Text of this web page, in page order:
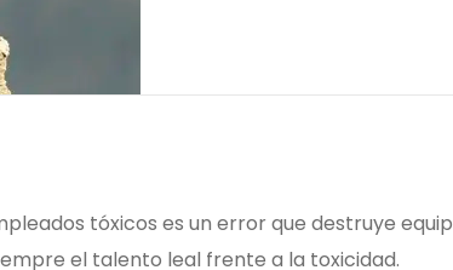
tóxicos es un error que destruye
el talento leal frente a la toxicidad.